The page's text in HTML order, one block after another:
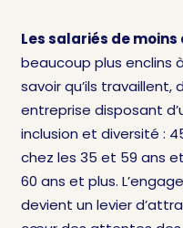
Les salariés de moins
beaucoup plus enclins
savoir qu’ils travaillent,
entreprise disposant
inclusion et diversité :
chez les 35 et 59 ans
60 ans et plus.
devient un levier